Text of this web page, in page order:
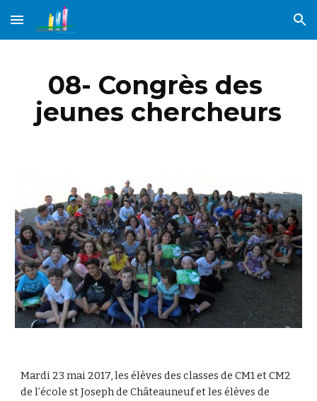
Skip to main content Skip to navigation
08- Congrès des
jeunes chercheurs
Mardi 23 mai 2017, les élèves des classes de CM1 et CM2
de l’école st Joseph de Châteauneuf et les élèves de